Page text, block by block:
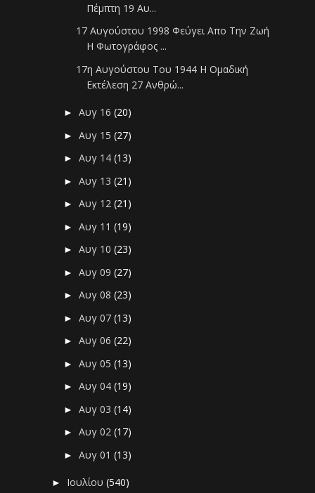
Πέμπτη 19 Αυ...
17 Αυγούστου 1998 Φεύγει Απο Την Ζωή
Η Φωτογράφος ...
17η Αυγούστου Του 1944 Η Ομαδική
Εκτέλεση 27 Ανθρώ...
►Αυγ 16(20)
►Αυγ 15(27)
►Αυγ 14(13)
►Αυγ 13(21)
►Αυγ 12(21)
►Αυγ 11(19)
►Αυγ 10(23)
►Αυγ 09(27)
►Αυγ 08(23)
►Αυγ 07(13)
►Αυγ 06(22)
►Αυγ 05(13)
►Αυγ 04(19)
►Αυγ 03(14)
►Αυγ 02(17)
►Αυγ 01(13)
► Ιουλίου(540)